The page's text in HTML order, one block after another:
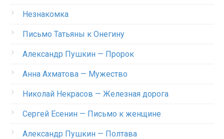
Незнакомка
Письмо Татьяны к Онегину
Александр Пушкин — Пророк
Анна Ахматова — Мужество
Николай Некрасов — Железная дорога
Сергей Есенин — Письмо к женщине
Александр Пушкин — Полтава